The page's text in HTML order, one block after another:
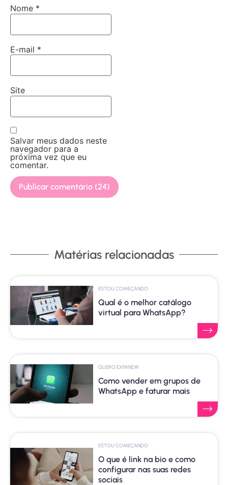
Nome *
E-mail *
Site
Salvar meus dados neste
navegador para a
próxima vez que eu
comentar.
Matérias relacionadas
ESTOU COMEÇANDO
Qual é o melhor catálogo
virtual para WhatsApp?
QUERO EXPANDIR
Como vender em grupos de
WhatsApp e faturar mais
ESTOU COMEÇANDO
O que é link na bio e como
configurar nas suas redes
sociais